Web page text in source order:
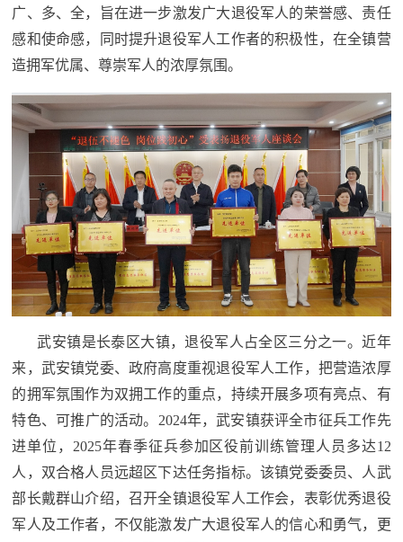
踪
法
规
防
法
规
国
防
知
识
国
防
知
识
全
民
防
全
民
国
防
子
弟
子
弟
国
广、多、全，旨在进一步激发广大退役军人的荣誉感、责任
感和使命感，同时提升退役军人工作者的积极性，在全镇营
造拥军优属、尊崇军人的浓厚氛围。
武安镇是长泰区大镇，退役军人占全区三分之一。近年
来，武安镇党委、政府高度重视退役军人工作，把营造浓厚
的拥军氛围作为双拥工作的重点，持续开展多项有亮点、有
特色、可推广的活动。2024年，武安镇获评全市征兵工作先
进单位，2025年春季征兵参加区役前训练管理人员多达12
人，双合格人员远超区下达任务指标。该镇党委委员、人武
部长戴群山介绍，召开全镇退役军人工作会，表彰优秀退役
军人及工作者，不仅能激发广大退役军人的信心和勇气，更